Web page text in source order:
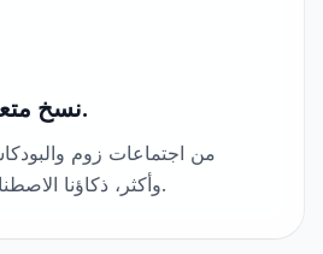
نسخ متعدد الاستخدامات.
من اجتماعات زوم
وأكثر، ذكاؤنا الاصطناعي يغطي كل شيء.